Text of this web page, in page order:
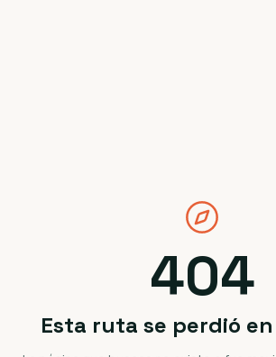
404
Esta ruta se perdió